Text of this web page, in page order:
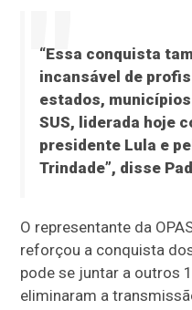
“Essa conquista
incansável de
estados,
SUS, liderada hoje
presidente Lula e
Trindade”, disse
O representante da
reforçou a conquista
pode se juntar a outros
eliminaram a